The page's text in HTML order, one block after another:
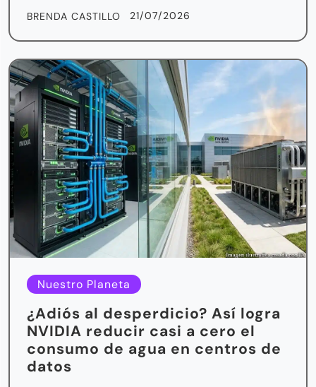
BRENDA CASTILLO 21/07/2026
Nuestro Planeta
¿Adiós al desperdicio? Así logra
NVIDIA reducir casi a cero el
consumo de agua en centros de
datos